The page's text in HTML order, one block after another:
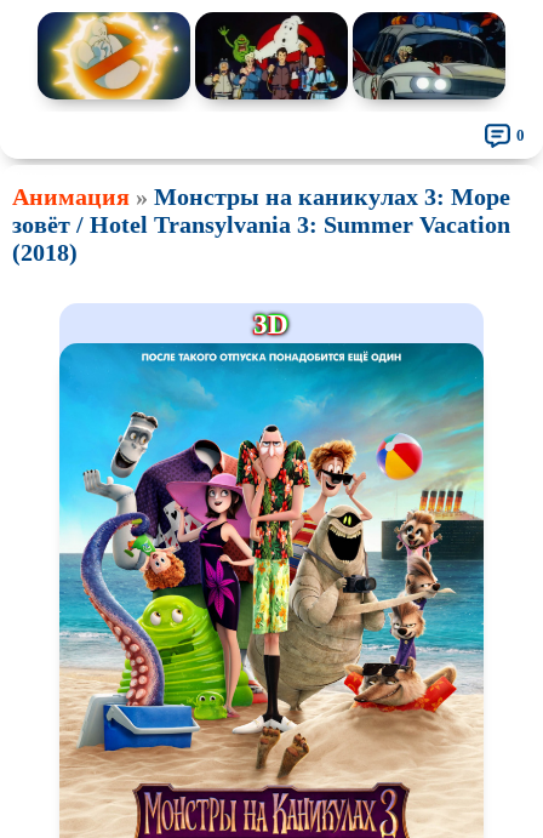
0
Анимация » Монстры на каникулах 3: Море
зовёт / Hotel Transylvania 3: Summer Vacation
(2018)
3D